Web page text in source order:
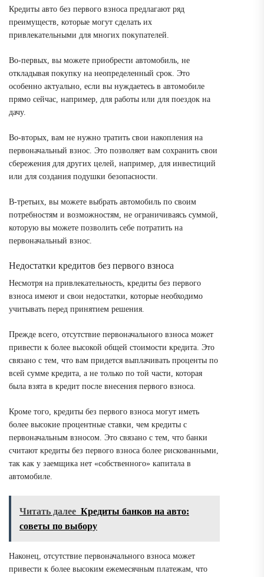
Кредиты авто без первого взноса предлагают ряд
преимуществ, которые могут сделать их
привлекательными для многих покупателей.
Во-первых, вы можете приобрести автомобиль, не
откладывая покупку на неопределенный срок. Это
особенно актуально, если вы нуждаетесь в автомобиле
прямо сейчас, например, для работы или для поездок на
дачу.
Во-вторых, вам не нужно тратить свои накопления на
первоначальный взнос. Это позволяет вам сохранить свои
сбережения для других целей, например, для инвестиций
или для создания подушки безопасности.
В-третьих, вы можете выбрать автомобиль по своим
потребностям и возможностям, не ограничиваясь суммой,
которую вы можете позволить себе потратить на
первоначальный взнос.
Недостатки кредитов без первого взноса
Несмотря на привлекательность, кредиты без первого
взноса имеют и свои недостатки, которые необходимо
учитывать перед принятием решения.
Прежде всего, отсутствие первоначального взноса может
привести к более высокой общей стоимости кредита. Это
связано с тем, что вам придется выплачивать проценты по
всей сумме кредита, а не только по той части, которая
была взята в кредит после внесения первого взноса.
Кроме того, кредиты без первого взноса могут иметь
более высокие процентные ставки, чем кредиты с
первоначальным взносом. Это связано с тем, что банки
считают кредиты без первого взноса более рискованными,
так как у заемщика нет «собственного» капитала в
автомобиле.
Читать далее Кредиты банков на авто:
советы по выбору
Наконец, отсутствие первоначального взноса может
привести к более высоким ежемесячным платежам, что